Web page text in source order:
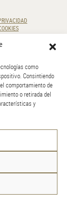
como
Consintiendo
comportamiento de
o retirada del
y
LITIGIOS